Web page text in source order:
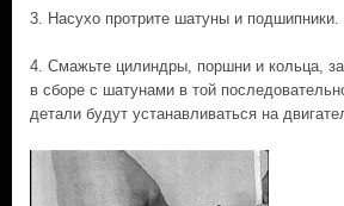
3. Насухо протрите шатуны и подшипники.
4. Смажьте цилиндры, поршни и кольца,
в сборе с шатунами в той
детали будут устанавливаться на